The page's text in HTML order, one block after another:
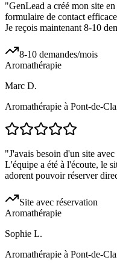
"GenLead a créé mon site
formulaire de contact
Je reçois maintenant 8-10
8-10 demandes/mois
Aromathérapie
Marc D.
Aromathérapie à Pont-de-
"J'avais besoin d'un site
L'équipe a été à l'écoute, le
adorent pouvoir réserver
Site avec réservation
Aromathérapie
Sophie L.
Aromathérapie à Pont-de-